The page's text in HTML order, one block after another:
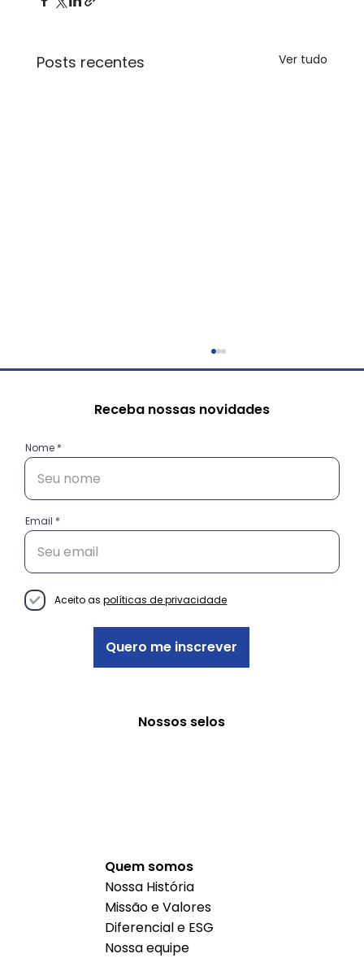
Posts recentes Ver tudo
Eu consumo, tu consomes, ele
consome. Nós conscientizamos, vós
Quem somos
Nossa História
Missão e Valores
Diferencial e ESG
Nossa equipe
Receba nossas novidades
Nome
Email
Aceito as políticas de privacidade
Quero me inscrever
Nossos selos